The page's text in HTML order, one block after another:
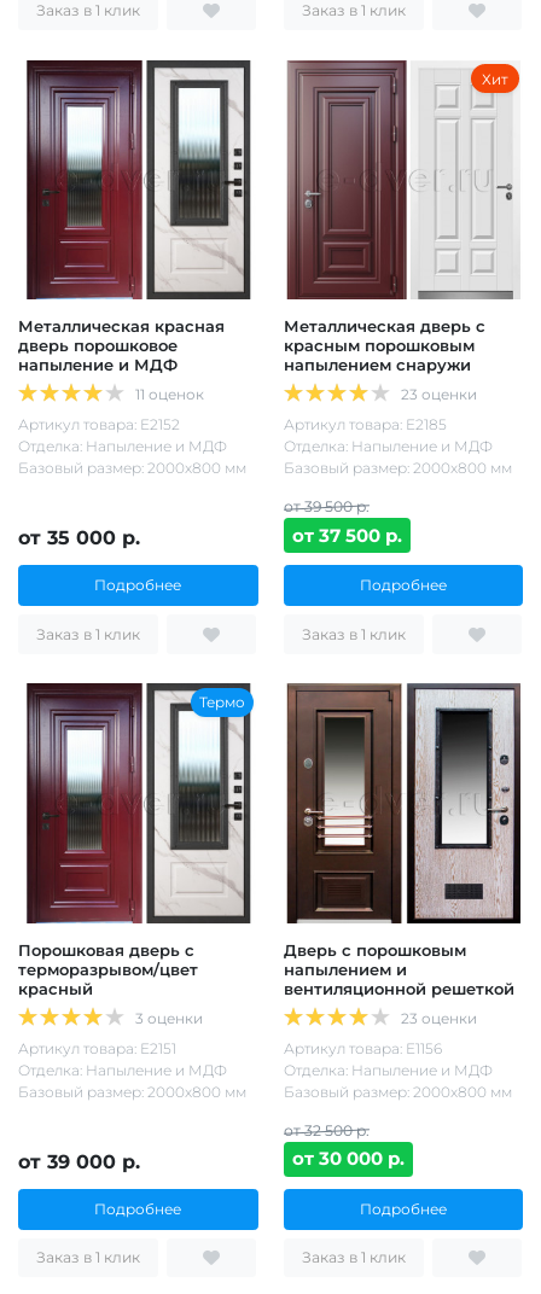
Заказ в 1 клик Заказ в 1 клик
Металлическая красная
дверь порошковое
напыление и МДФ
11 оценок
Артикул товара: Е2152
Отделка: Напыление и МДФ
Базовый размер: 2000х800 мм
от 35 000 р.
Подробнее
Заказ в 1 клик
Хит
Металлическая дверь с
красным порошковым
напылением снаружи
23 оценки
Артикул товара: Е2185
Отделка: Напыление и МДФ
Базовый размер: 2000х800 мм
от 39 500 р.
от 37 500 р.
Подробнее
Заказ в 1 клик
Термо
Порошковая дверь с
терморазрывом/цвет
красный
3 оценки
Артикул товара: Е2151
Отделка: Напыление и МДФ
Базовый размер: 2000х800 мм
от 39 000 р.
Подробнее
Заказ в 1 клик
Дверь с порошковым
напылением и
вентиляционной решеткой
23 оценки
Артикул товара: Е1156
Отделка: Напыление и МДФ
Базовый размер: 2000х800 мм
от 32 500 р.
от 30 000 р.
Подробнее
Заказ в 1 клик